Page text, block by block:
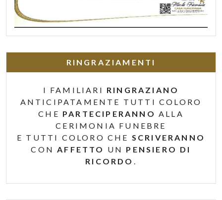
RINGRAZIAMENTI
I FAMILIARI RINGRAZIANO
ANTICIPATAMENTE TUTTI COLORO
CHE PARTECIPERANNO ALLA
CERIMONIA FUNEBRE
E TUTTI COLORO CHE SCRIVERANNO
CONAFFETTO UN PENSIERO DI
RICORDO .